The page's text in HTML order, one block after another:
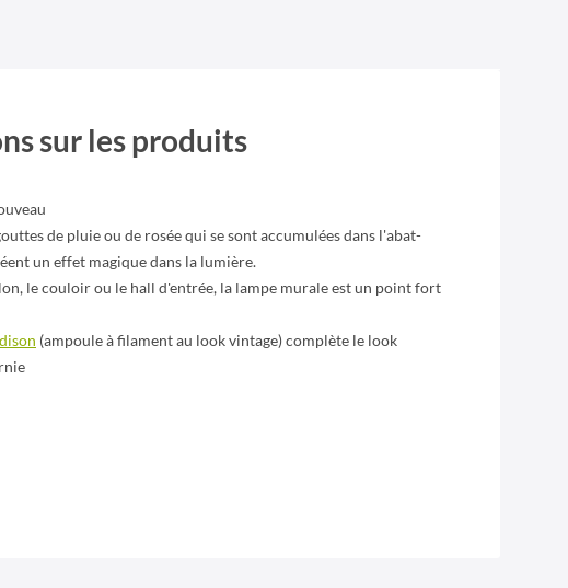
sur les produits
de pluie ou de rosée qui se sont accumulées dans l'abat-
un effet magique dans la lumière.
le couloir ou le hall d'entrée, la lampe murale est un point fort
(ampoule à filament au look vintage) complète le look